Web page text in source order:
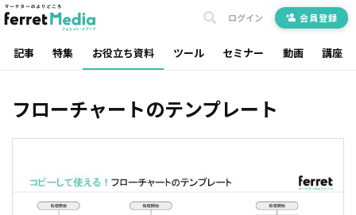
記事 特集 お役立ち資料 ツール セミナー 動画 講座
ログイン 会員登録
フローチャートのテンプレート